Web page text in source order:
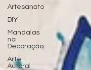
Artesanato
DIY
Mandalas
na
Decoração
Arte
Autoral